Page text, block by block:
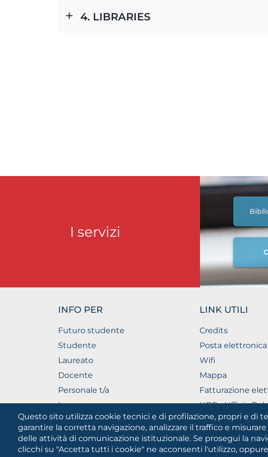
4. LIBRARIES
Questo sito utilizza cookie tecnici e di profilazione, propri e di
garantire la corretta navigazione, analizzare il traffico e
delle attività di comunicazione istituzionale. Se prosegui la
clicchi su "Accetta tutti i cookie" ne acconsenti l'utilizzo,
I servizi
INFO PER
Futuro studente
Studente
Laureato
Docente
Personale t/a
Imprese
LINK UTILI
Credits
Posta elettronica
Wifi
Mappa
Fatturazione
URP - Ufficio
Pubblico